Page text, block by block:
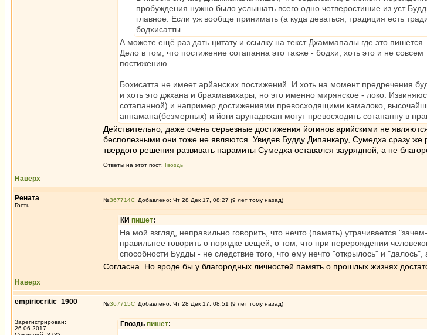
пробуждения нужно было услышать всего одно четверостишие из уст
главное. Если уж вообще принимать (а куда деваться, традиция есть
бодхисатты.
А можете ещё раз дать цитату и ссылку на текст Дхаммапалы где это пишется.
Дело в том, что постижение сотапанна это также - бодхи, хоть это и не
постижению.
Бохисатта не имеет арйанских постижений. И хоть на момент предречения
и хоть это джхана и брахмавихары, но это именно мирянское - локо.
сотапанной) и например достижениями превосходящими камалоко,
аппамана(безмерных) и йоги арупаджхан могут превосходить сотапанну в
Действительно, даже очень серьезные достижения йогинов арийскими не
бесполезными они тоже не являются. Увидев Будду Дипанкару, Сумедха сразу же
твердого решения развивать парамиты Сумедха оставался заурядной, а не
Ответы на этот пост: Гвоздь
Наверх
Рената
Гость
№367714 Добавлено: Чт 28 Дек 17, 08:27 (9 лет тому назад)
КИ пишет:
На мой взгляд, неправильно говорить, что нечто (память) утрачивается
правильнее говорить о порядке вещей, о том, что при перерождении
способности Будды - не следствие того, что ему нечто "открылось" и
Согласна. Но вроде бы у благородных личностей память о прошлых жизнях
Наверх
empiriocritic_1900
Зарегистрирован:
26.06.2017
№367715 Добавлено: Чт 28 Дек 17, 08:51 (9 лет тому назад)
Гвоздь пишет: